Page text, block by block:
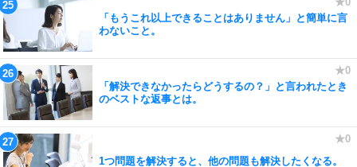
「もうこれ以上できることはありません」と簡単に言
わないこと。
「解決できなかったらどうするの？」と言われたとき
のベストな返事とは。
1つ問題を解決すると、他の問題も解決したくなる。